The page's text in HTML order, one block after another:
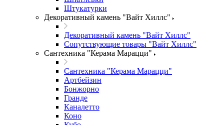
Штукатурки
Декоративный камень "Вайт Хиллс"
Декоративный камень "Вайт Хиллс"
Сопутствующие товары "Вайт Хиллс"
Сантехника "Керама Марацци"
Сантехника "Керама Марацци"
Артбейзин
Бонжорно
Гранде
Каналетто
Коно